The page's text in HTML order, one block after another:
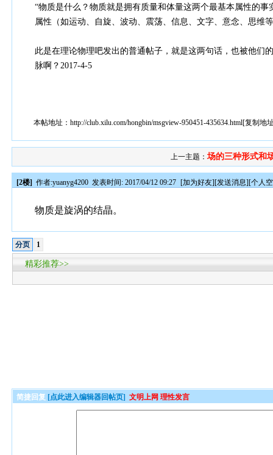
“物质是什么？物质就是拥有质量和体量这两个最基本属性的
属性（如运动、自旋、波动、震荡、信息、文字、意念、思维
此是在理论物理吧发出的普通帖子，就是这两句话，也被他们
脉啊？2017-4-5
本帖地址：http://club.xilu.com/hongbin/msgview-950451-435634.html[复制地
上一主题：场的三种形式和
[2楼] 作者:yuanyg4200 发表时间: 2017/04/12 09:27 [加为好友][发送消息][个人
物质是旋涡的结晶。
分页 1
精彩推荐>>
简捷回复 [点此进入编辑器回帖页] 文明上网 理性发言